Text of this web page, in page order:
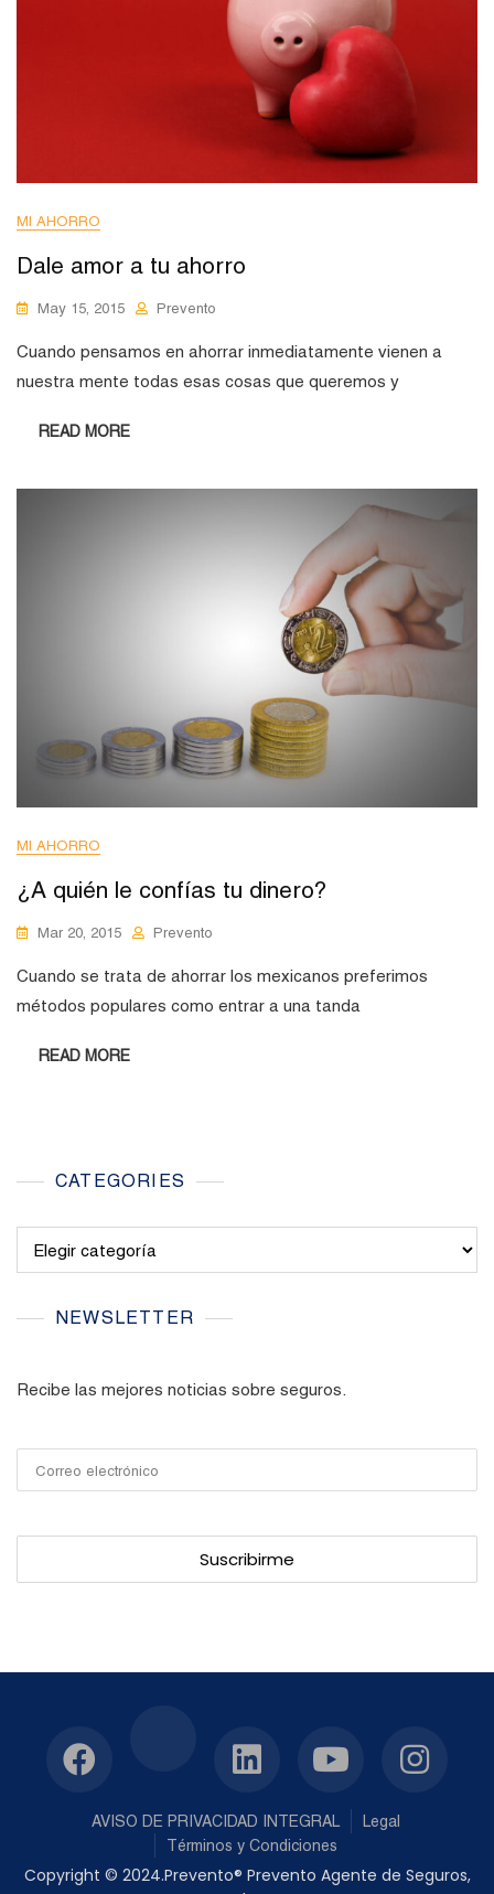
MI AHORRO
Dale amor a tu ahorro
May 15, 2015 Prevento
Cuando pensamos en ahorrar inmediatamente vienen a
nuestra mente todas esas cosas que queremos y
READ MORE
MI AHORRO
¿A quién le confías tu dinero?
Mar 20, 2015 Prevento
Cuando se trata de ahorrar los mexicanos preferimos
métodos populares como entrar a una tanda
READ MORE
CATEGORIES
NEWSLETTER
Recibe las mejores noticias sobre seguros.
AVISO DE PRIVACIDAD INTEGRAL
Legal
Términos y Condiciones
Copyright © 2024.Prevento® Prevento Agente de Seguros,